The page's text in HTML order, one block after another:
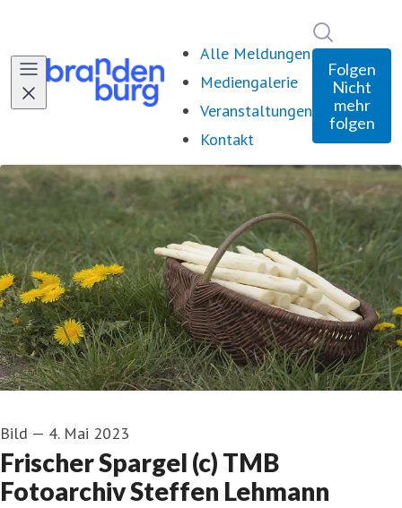
Alle Meldungen
Mediengalerie
Veranstaltungen
Kontakt
Folgen
Nicht
mehr
folgen
Bild — 4. Mai 2023
Frischer Spargel (c) TMB
Fotoarchiv Steffen Lehmann